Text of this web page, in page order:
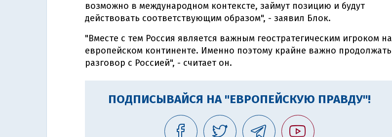
возможно в международном контексте, займут позицию и будут
действовать соответствующим образом", - заявил Блок.
"Вместе с тем Россия является важным геостратегическим игроком на
европейском континенте. Именно поэтому крайне важно продолжать
разговор с Россией", - считает он.
ПОДПИСЫВАЙСЯ НА "ЕВРОПЕЙСКУЮ ПРАВДУ"!